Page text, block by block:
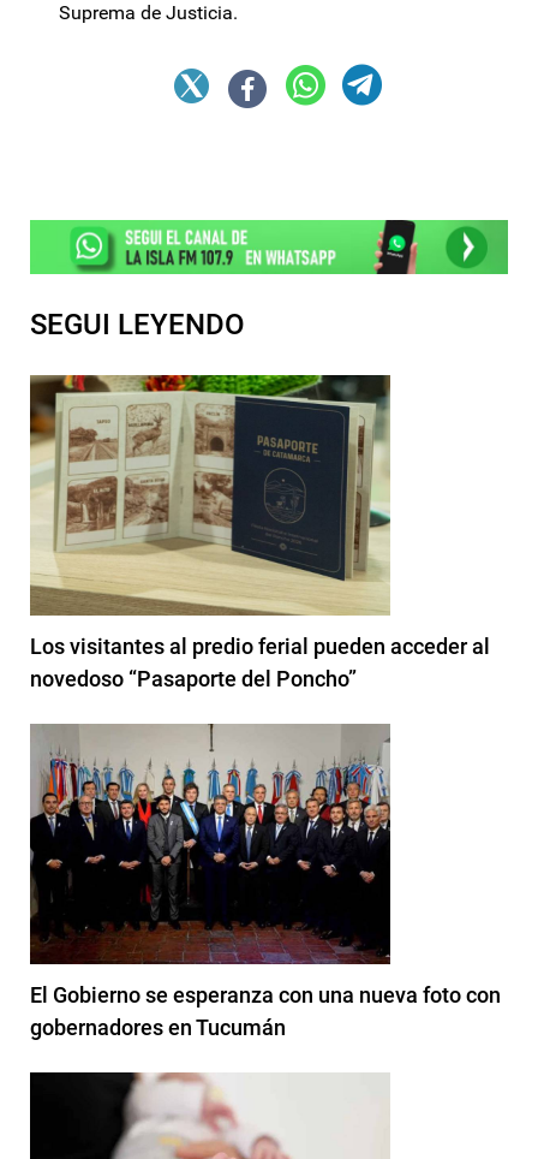
Suprema de Justicia.
SEGUI LEYENDO
Los visitantes al predio ferial pueden acceder al
novedoso “Pasaporte del Poncho”
El Gobierno se esperanza con una nueva foto con
gobernadores en Tucumán